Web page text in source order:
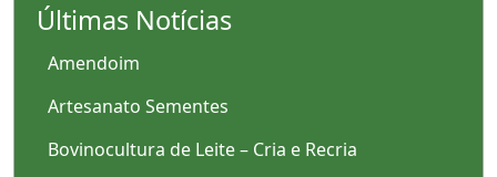
Últimas Notícias
Amendoim
Artesanato Sementes
Bovinocultura de Leite – Cria e Recria